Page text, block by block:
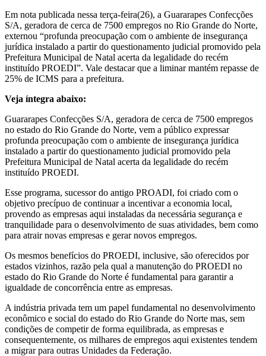
Em nota publicada nessa terça-feira(26), a Guararapes Confecções
S/A, geradora de cerca de 7500 empregos no Rio Grande do Norte,
externou “profunda preocupação com o ambiente de insegurança
jurídica instalado a partir do questionamento judicial promovido pela
Prefeitura Municipal de Natal acerta da legalidade do recém
instituído PROEDI”. Vale destacar que a liminar mantém repasse de
25% de ICMS para a prefeitura.
Veja íntegra abaixo:
Guararapes Confecções S/A, geradora de cerca de 7500 empregos
no estado do Rio Grande do Norte, vem a público expressar
profunda preocupação com o ambiente de insegurança jurídica
instalado a partir do questionamento judicial promovido pela
Prefeitura Municipal de Natal acerta da legalidade do recém
instituído PROEDI.
Esse programa, sucessor do antigo PROADI, foi criado com o
objetivo precípuo de continuar a incentivar a economia local,
provendo as empresas aqui instaladas da necessária segurança e
tranquilidade para o desenvolvimento de suas atividades, bem como
para atrair novas empresas e gerar novos empregos.
Os mesmos benefícios do PROEDI, inclusive, são oferecidos por
estados vizinhos, razão pela qual a manutenção do PROEDI no
estado do Rio Grande do Norte é fundamental para garantir a
igualdade de concorrência entre as empresas.
A indústria privada tem um papel fundamental no desenvolvimento
econômico e social do estado do Rio Grande do Norte mas, sem
condições de competir de forma equilibrada, as empresas e
consequentemente, os milhares de empregos aqui existentes tendem
a migrar para outras Unidades da Federação.